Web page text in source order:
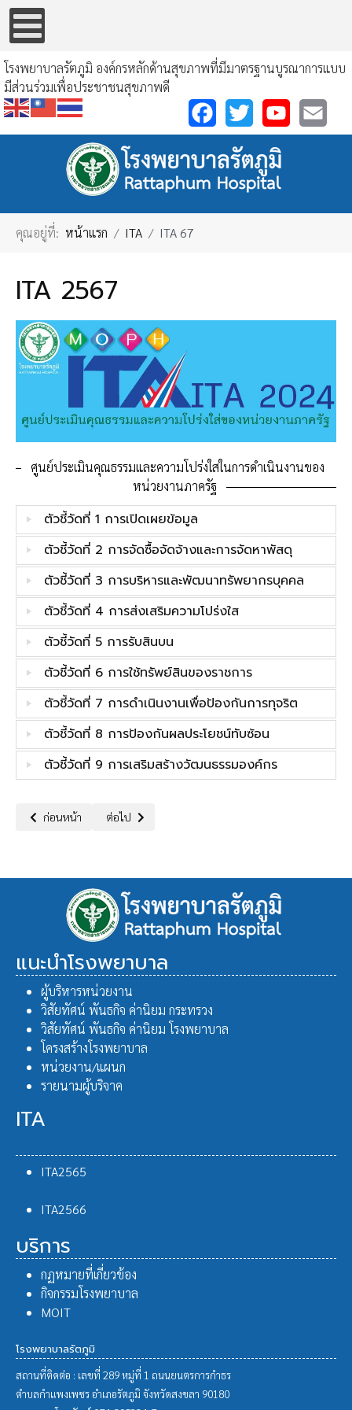
โรงพยาบาลรัตภูมิ องค์กรหลักด้านสุขภาพที่มีมาตรฐานบูรณาการแบบ
มีส่วนร่วมเพื่อประชาชนสุขภาพดี
FacebookTwitterYouTubeEmail
คุณอยู่ที่: หน้าแรก ITA ITA 67
ITA 2567
ศูนย์ประเมินคุณธรรมและความโปร่งใสในการดำเนินงานของ
หน่วยงานภาครัฐ
ตัวชี้วัดที่ 1 การเปิดเผยข้อมูล
ตัวชี้วัดที่ 2 การจัดซื้อจัดจ้างและการจัดหาพัสดุ
ตัวชี้วัดที่ 3 การบริหารและพัฒนาทรัพยากรบุคคล
ตัวชี้วัดที่ 4 การส่งเสริมความโปร่งใส
ตัวชี้วัดที่ 5 การรับสินบน
ตัวชี้วัดที่ 6 การใช้ทรัพย์สินของราชการ
ตัวชี้วัดที่ 7 การดำเนินงานเพื่อป้องกันการทุจริต
ตัวชี้วัดที่ 8 การป้องกันผลประโยชน์ทับซ้อน
ตัวชี้วัดที่ 9 การเสริมสร้างวัฒนธรรมองค์กร
เนื้อหาก่อนหน้า: ITA 2569
ก่อนหน้า เนื้อหาถัดไป: ITA 2568
ต่อไป
แนะนำโรงพยาบาล
ผู้บริหารหน่วยงาน
วิสัยทัศน์ พันธกิจ ค่านิยม กระทรวง
วิสัยทัศน์ พันธกิจ ค่านิยม โรงพยาบาล
โครงสร้างโรงพยาบาล
หน่วยงาน/แผนก
รายนามผู้บริจาค
ITA
ITA2565
ITA2566
บริการ
กฏหมายที่เกี่ยวข้อง
กิจกรรมโรงพยาบาล
MOIT
โรงพยาบาลรัตภูมิ
สถานที่ติดต่อ : เลขที่ 289 หมู่ที่ 1 ถนนยนตรการกำธร
ตำบลกำแพงเพชร อำเภอรัตภูมิ จังหวัดสงขลา 90180